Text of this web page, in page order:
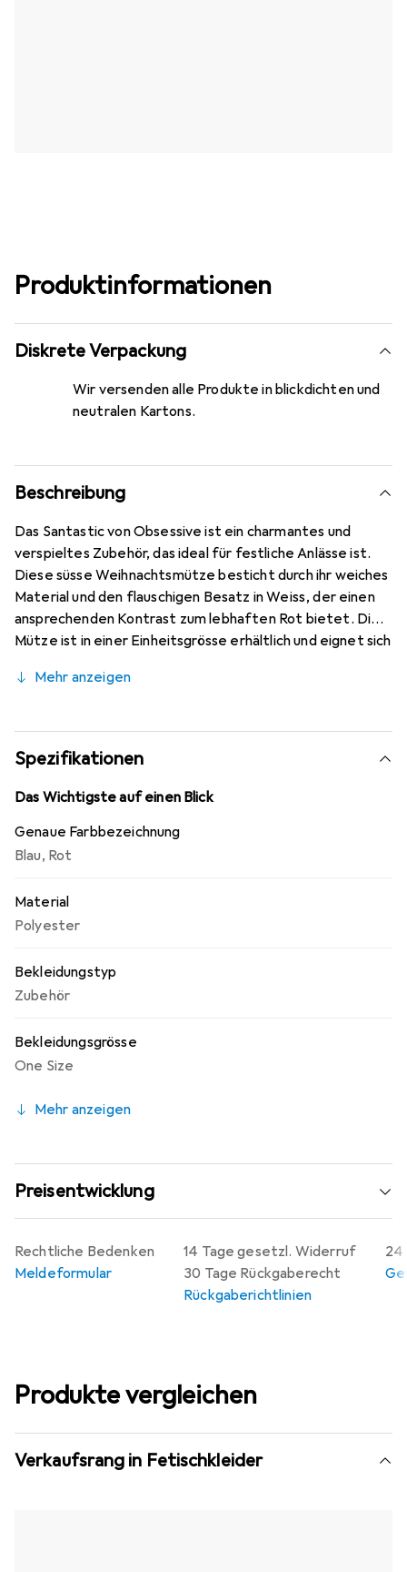
Produktinformationen
Diskrete Verpackung
Wir versenden alle Produkte in blickdichten und
neutralen Kartons.
Beschreibung
Das Santastic von Obsessive ist ein charmantes und
verspieltes Zubehör, das ideal für festliche Anlässe ist.
Diese süsse Weihnachtsmütze besticht durch ihr weiches
Material und den flauschigen Besatz in Weiss, der einen
ansprechenden Kontrast zum lebhaften Rot bietet. Die
Mütze ist in einer Einheitsgrösse erhältlich und eignet sich
eine festliche Feier oder als Teil eines kreativen Outfits.
angenehmen Tragekomfort und eine ansprechende
Optik. Das Santastic ist nicht nur ein praktisches
Accessoire, sondern auch ein stilvolles Element, das
jedem Outfit eine festliche Note verleiht.
Mehr anzeigen
Spezifikationen
Das Wichtigste auf einen Blick
Genaue Farbbezeichnung
Blau, Rot
Material
Polyester
Bekleidungstyp
Zubehör
Bekleidungsgrösse
One Size
Mehr anzeigen
Preisentwicklung
14 Tage gesetzl. Widerruf
30 Tage Rückgaberecht
Rückgaberichtlinien
24
Rechtliche Bedenken
Meldeformular
Produkte vergleichen
Verkaufsrang in Fetischkleider